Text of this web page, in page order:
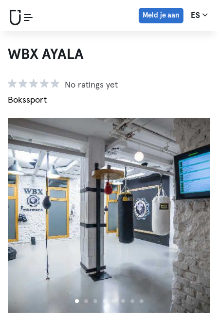
Meld je aan ES
WBX AYALA
No ratings yet
Bokssport